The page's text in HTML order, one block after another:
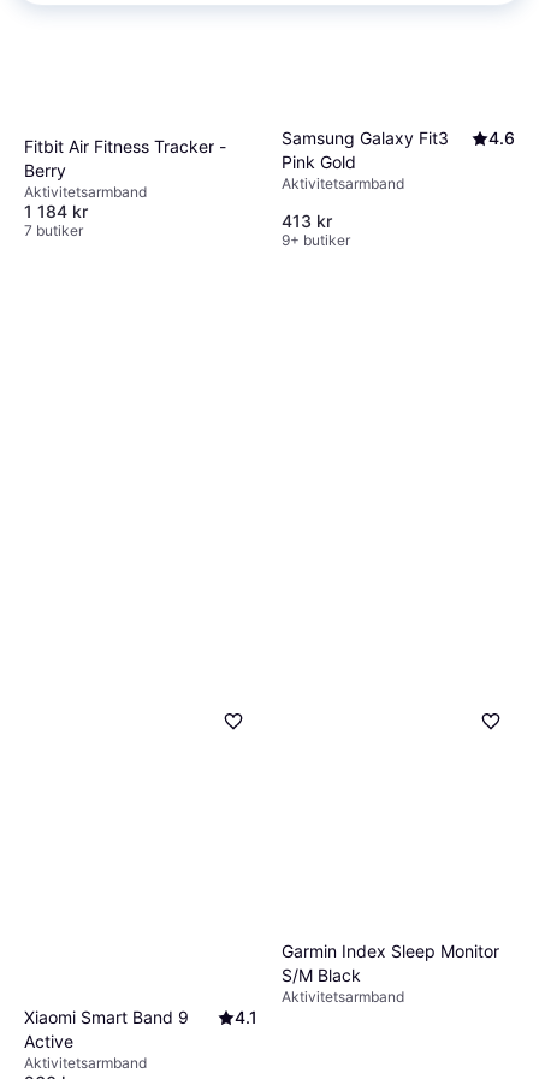
Fitbit Air Fitness Tracker -
Berry
Aktivitetsarmband
1 184 kr
7 butiker
Samsung Galaxy Fit3
Pink Gold
4.6
Aktivitetsarmband
413 kr
9+ butiker
Xiaomi Smart Band 9
Active
4.1
Aktivitetsarmband
Garmin Index Sleep Monitor
S/M Black
Aktivitetsarmband